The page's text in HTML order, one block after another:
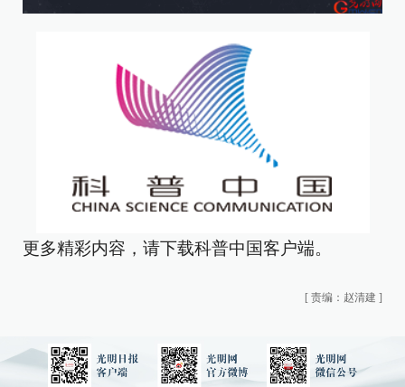
更多精彩内容，请下载科普中国客户端。
[ 责编：赵清建 ]